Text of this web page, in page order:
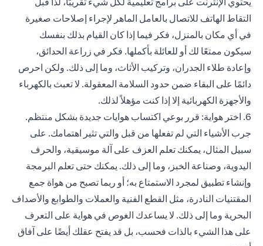
التقاط الهاتف للاتصال بالعامل الماهر لإجراء إصلاحات صغيرة
في أي مكان بالمنزل، فكر فيما إذا كان القيام بذلك بنفسك
سيكون ممتعًا لك أو للعائلة بأكملها. فكر في زراعة الحدائق،
وإعادة طلاء الجدران، وتركيب الأثاث، وما إلى ذلك. ولكن احرص
دائمًا على البقاء ضمن حدود السلامة المعقولة. لا تعبث بالكهرباء
والأجهزة الكهربائية إلا إذا كنت مؤهلاً لذلك.
6. اختر هواية: قرر بوعي اكتساب هوايات جديدة بشكل منتظم.
جرب الأشياء التي لم تفعلها من قبل والتي تثير اهتمامك. على
سبيل المثال، يمكنك تعلم العزف على آلة موسيقية، والحرف
اليدوية، وصناعة الخبز، وما إلى ذلك. يمكنك حتى تعلم البرمجة
وإنشاء تطبيق لمجرد الاستمتاع به؛ أو ربما تصبح من هواة جمع
المقتنيات النادرة، مثل القطع الفنية والعملات والطوابع والأصداف
البحرية وما إلى ذلك. لا يساعدك الغوص في هواية على التعرف
على هذا الشيء بالذات فحسب، بل قد يفتح عقلك أيضًا على آفاق